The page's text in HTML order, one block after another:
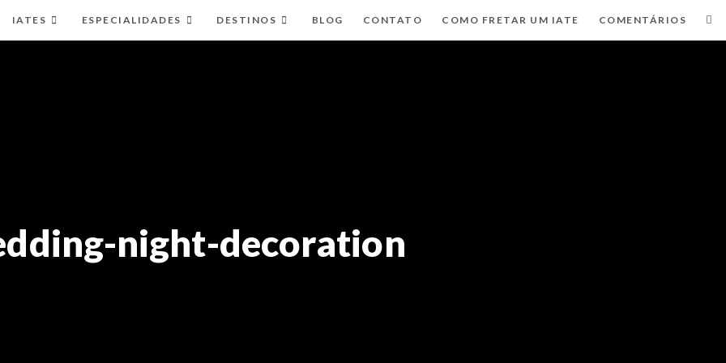
IATES ESPECIALIDADES DESTINOS BLOG CONTATO COMO FRETAR UM IATE COMENTÁRIOS
night-decoration